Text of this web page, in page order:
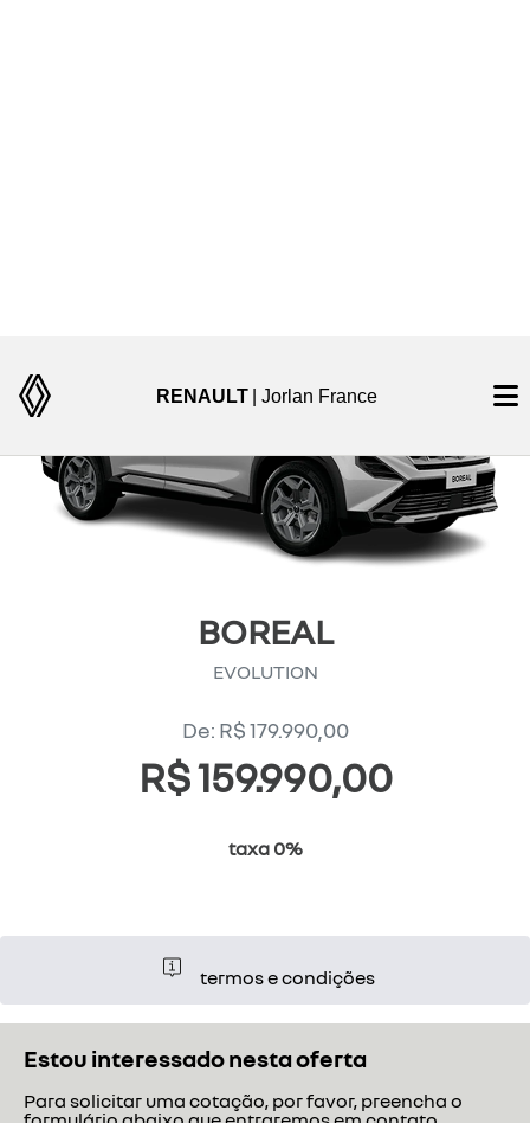
BOREAL
EVOLUTION
De: R$ 179.990,00
R$ 159.990,00
taxa 0%
termos e condições
Estou interessado nesta oferta
Para solicitar uma cotação, por favor, preencha o